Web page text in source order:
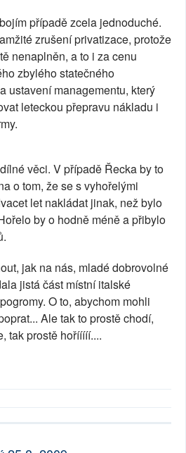
případě zcela jednoduché.
zrušení privatizace, protože
nenaplněn, a to i za cenu
zbylého statečného
ustavení managementu, který
leteckou přepravu nákladu i
věci. V případě Řecka by to
o tom, že se s vyhořelými
let nakládat jinak, než bylo
by o hodně méně a přibylo
jak na nás, mladé dobrovolné
jistá část místní italské
O to, abychom mohli
Ale tak to prostě chodí,
tak prostě hořííííí....